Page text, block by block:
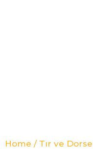
Home / Tır ve